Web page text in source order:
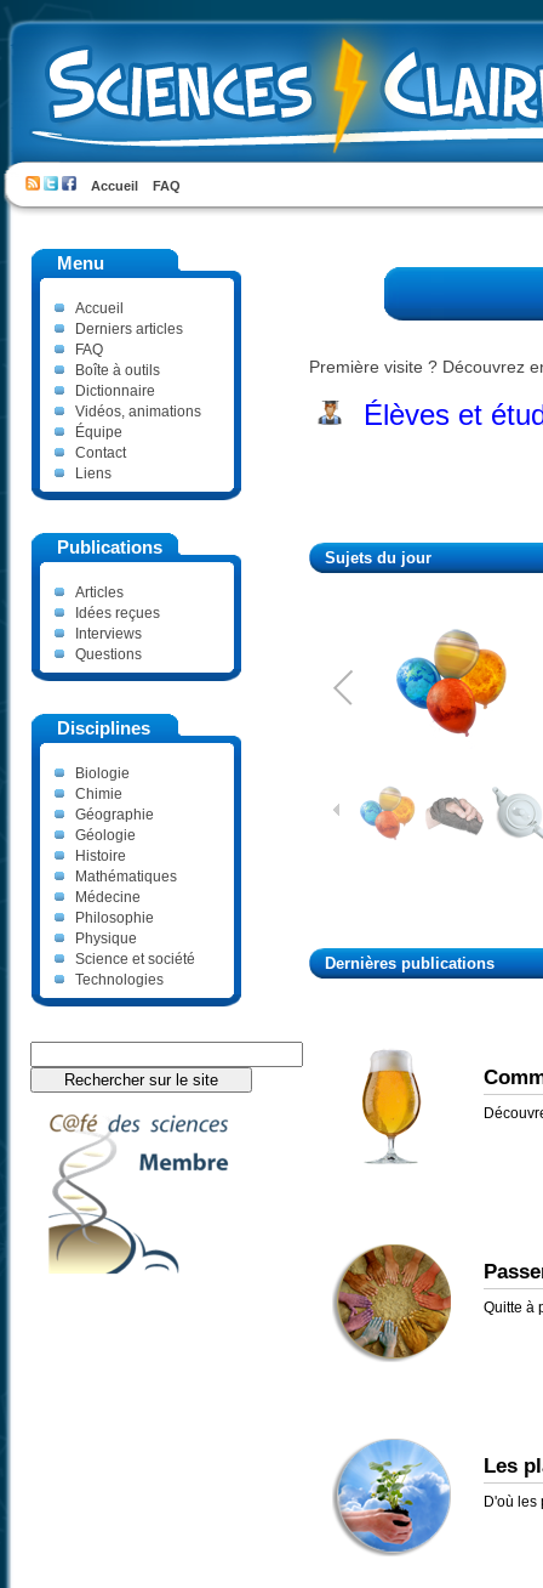
Accueil FAQ
Menu
Accueil
Derniers articles
FAQ
Boîte à outils
Dictionnaire
Vidéos, animations
Équipe
Contact
Liens
Publications
Articles
Idées reçues
Interviews
Questions
Disciplines
Biologie
Chimie
Géographie
Géologie
Histoire
Mathématiques
Médecine
Philosophie
Physique
Science et société
Technologies
Première visite ? Découvrez
Élèves et
Sujets du jour
Dernières publications
Quitte à
Les
D'où les